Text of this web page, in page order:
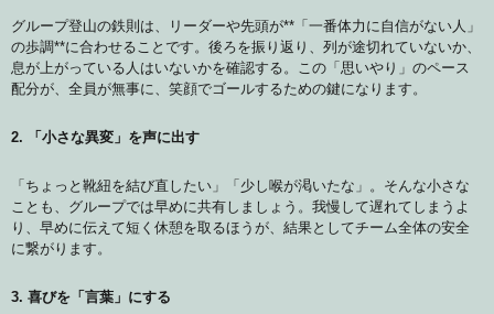
グループ登山の鉄則は、リーダーや先頭が**「一番体力に自信がない人」
の歩調**に合わせることです。後ろを振り返り、列が途切れていないか、
息が上がっている人はいないかを確認する。この「思いやり」のペース
配分が、全員が無事に、笑顔でゴールするための鍵になります。
2. 「小さな異変」を声に出す
「ちょっと靴紐を結び直したい」「少し喉が渇いたな」。そんな小さな
ことも、グループでは早めに共有しましょう。我慢して遅れてしまうよ
り、早めに伝えて短く休憩を取るほうが、結果としてチーム全体の安全
に繋がります。
3. 喜びを「言葉」にする